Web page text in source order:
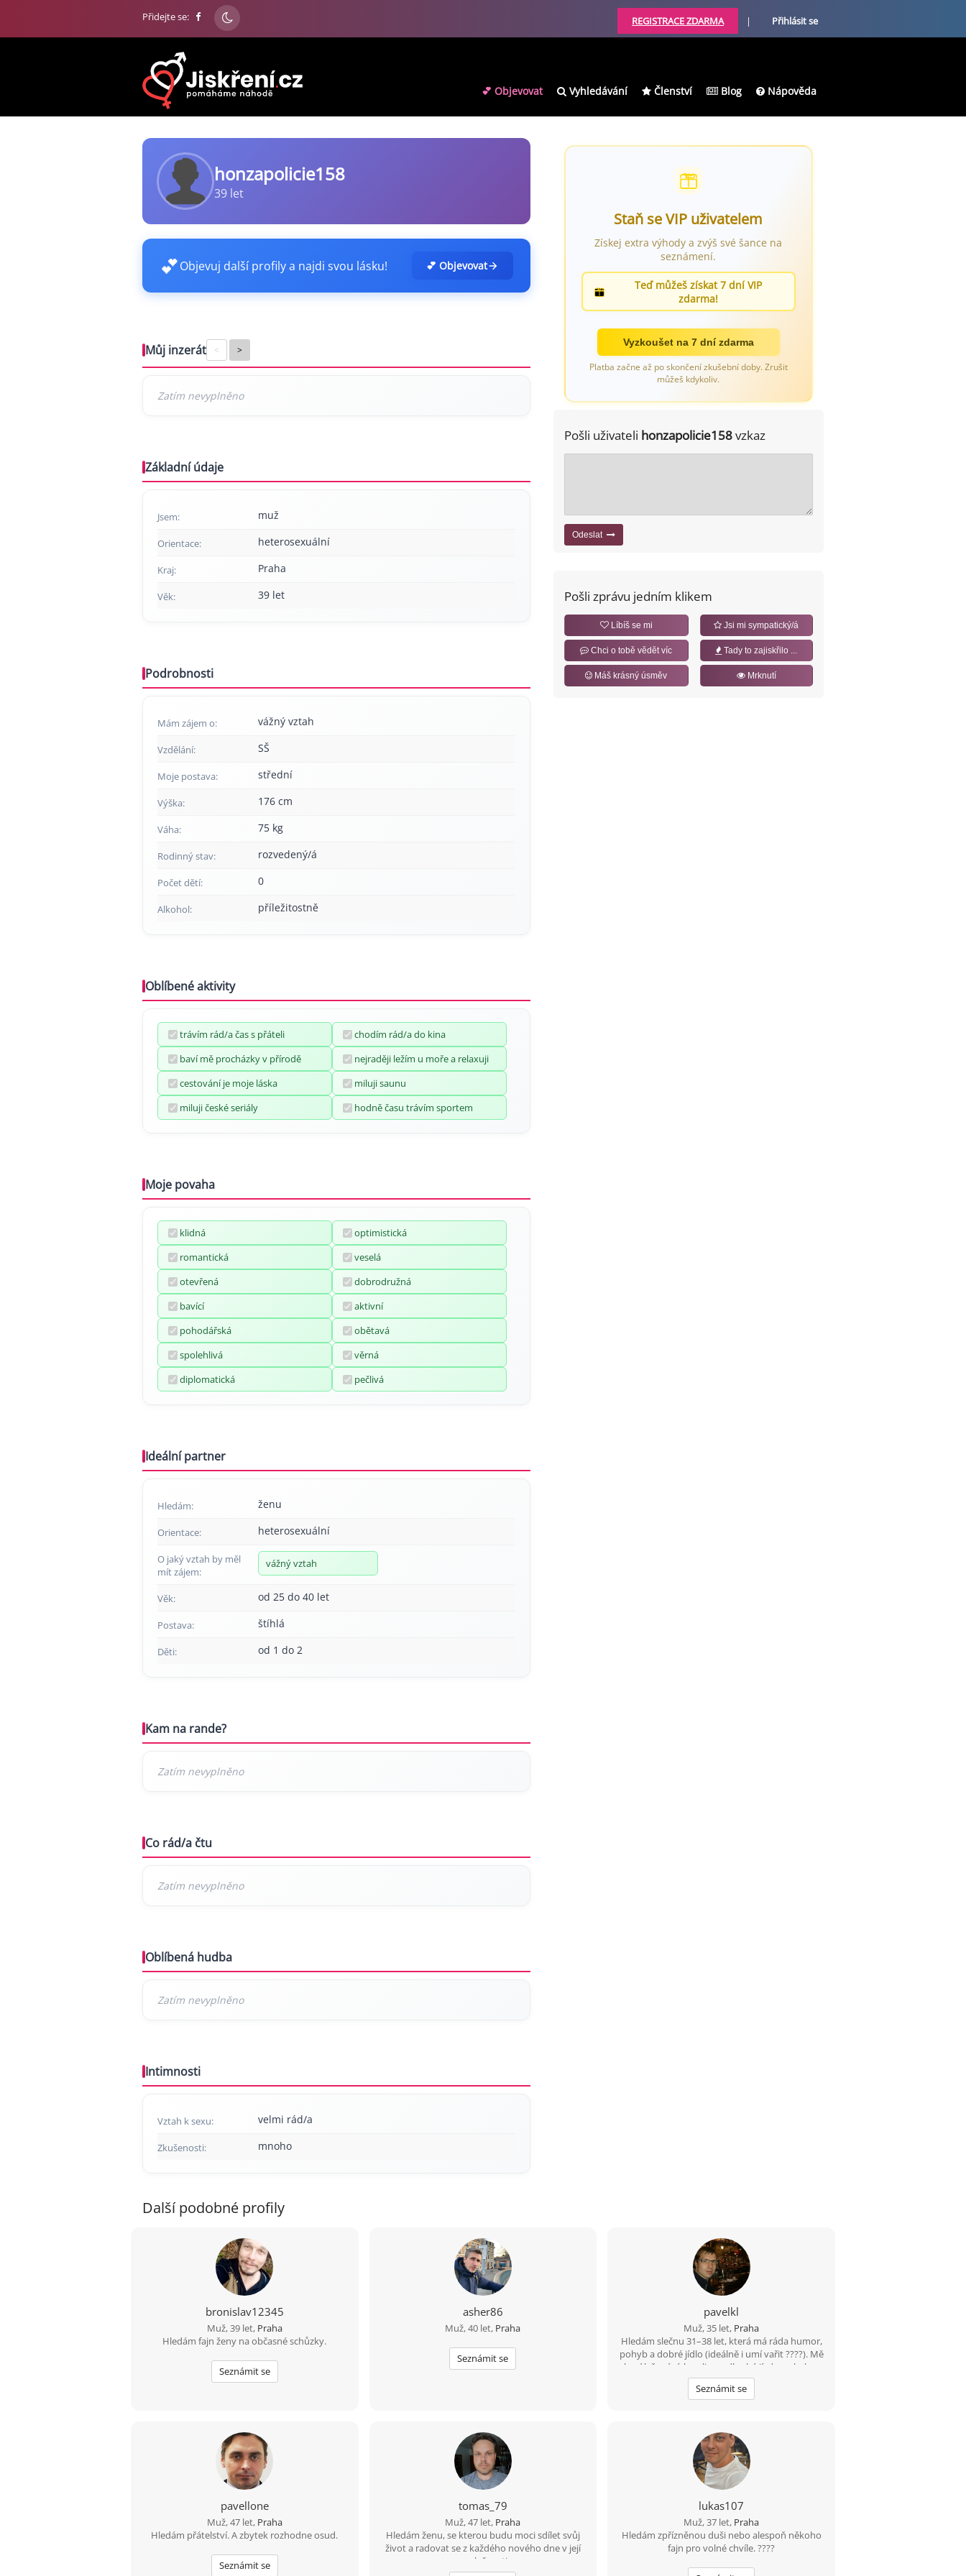
Přidejte se: REGISTRACE ZDARMA | Přihlásit se
💕 Objevovat Vyhledávání Členství Blog Nápověda
honzapolicie158
39 let
💕Objevuj další profily a najdi svou lásku! 💕 Objevovat
Můj inzerát < >
Základní údaje
Jsem: muž
Orientace: heterosexuální
Kraj: Praha
Věk: 39 let
Podrobnosti
Mám zájem o: vážný vztah
Vzdělání: SŠ
Moje postava: střední
Výška: 176 cm
Váha: 75 kg
Rodinný stav: rozvedený/á
Počet dětí: 0
Alkohol: příležitostně
Oblíbené aktivity
trávím rád/a čas s přáteli
chodím rád/a do kina
baví mě procházky v přírodě
nejraději ležím u moře a relaxuji
cestování je moje láska
miluji saunu
miluji české seriály
hodně času trávím sportem
Moje povaha
klidná
optimistická
romantická
veselá
otevřená
dobrodružná
bavící
aktivní
pohodářská
obětavá
spolehlivá
věrná
diplomatická
pečlivá
Ideální partner
Hledám: ženu
Orientace: heterosexuální
O jaký vztah by měl
mít zájem:
vážný vztah
Věk: od 25 do 40 let
Postava: štíhlá
Děti: od 1 do 2
Kam na rande?
Co rád/a čtu
Oblíbená hudba
Intimnosti
Vztah k sexu: velmi rád/a
Zkušenosti: mnoho
Staň se VIP uživatelem
Získej extra výhody a zvýš své šance na
seznámení.
Teď můžeš získat 7 dní VIP
zdarma!
Vyzkoušet na 7 dní zdarma
Platba začne až po skončení zkušební doby. Zrušit
můžeš kdykoliv.
Pošli uživateli honzapolicie158vzkaz
Odeslat
Pošli zprávu jedním klikem
Líbíš se mi Jsi mi sympatický/á
Chci o tobě vědět víc Tady to zajiskřilo ...
Máš krásný úsměv Mrknutí
Další podobné profily
bronislav12345
Muž, 39 let, Praha
Hledám fajn ženy na občasné schůzky.
Seznámit se
asher86
Muž, 40 let, Praha
Seznámit se
pavelkl
Muž, 35 let, Praha
Hledám slečnu 31–38 let, která má ráda humor,
pohyb a dobré jídlo (ideálně i umí vařit ????). Mě
baví lyžování, bowling a dlouhé jízdy na kole –
80 km beru jako výzvu, ne utrpení. Hledám
někoho, s kým bude fajn nejen na výletě, ale i
Seznámit se
pavellone
Muž, 47 let, Praha
Hledám přátelství. A zbytek rozhodne osud.
Seznámit se
tomas_79
Muž, 47 let, Praha
Hledám ženu, se kterou budu moci sdílet svůj
život a radovat se z každého nového dne v její
společnosti
lukas107
Muž, 37 let, Praha
Hledám zpřízněnou duši nebo alespoň někoho
fajn pro volné chvíle. ????